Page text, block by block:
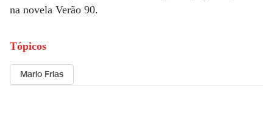
na novela Verão 90.
Tópicos
Mario Frias